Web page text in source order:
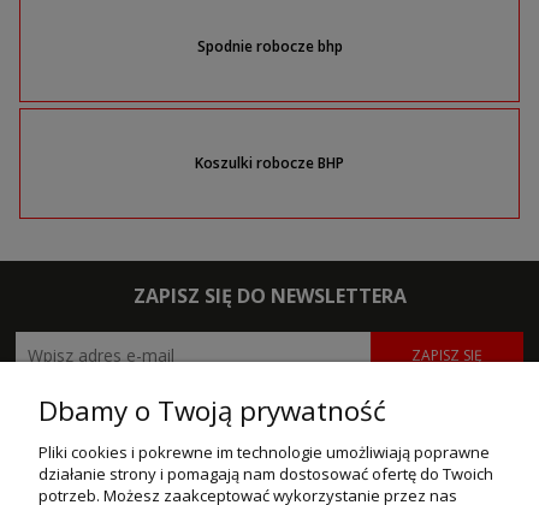
Spodnie robocze bhp
Koszulki robocze BHP
ZAPISZ SIĘ DO NEWSLETTERA
ZAPISZ SIĘ
POMOC
MOJE KONTO
Dbamy o Twoją prywatność
Pliki cookies i pokrewne im technologie umożliwiają poprawne
działanie strony i pomagają nam dostosować ofertę do Twoich
potrzeb. Możesz zaakceptować wykorzystanie przez nas